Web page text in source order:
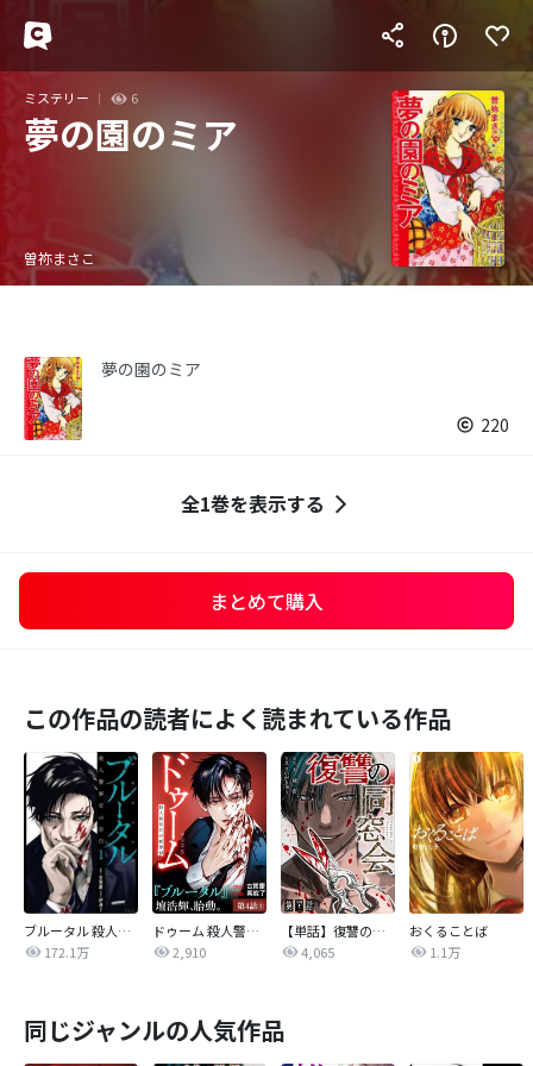
ミステリー 6
夢の園のミア
曽祢まさこ
夢の園のミア
220
全1巻を表示する
まとめて購入
この作品の読者によく読まれている作品
ブルータル 殺人警察官の告白
172.1万
ドゥーム 殺人警察官の断罪録 分冊版
2,910
【単話】復讐の同窓会
4,065
おくることば
1.1万
同じジャンルの人気作品